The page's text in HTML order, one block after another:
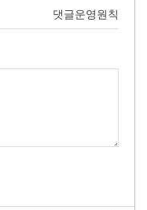
댓글운영원칙